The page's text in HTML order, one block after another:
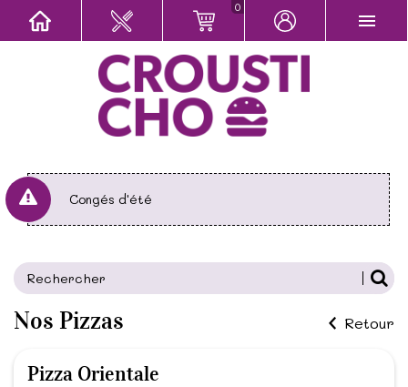
0
Congés d'été
Nos Pizzas Retour
Pizza Orientale